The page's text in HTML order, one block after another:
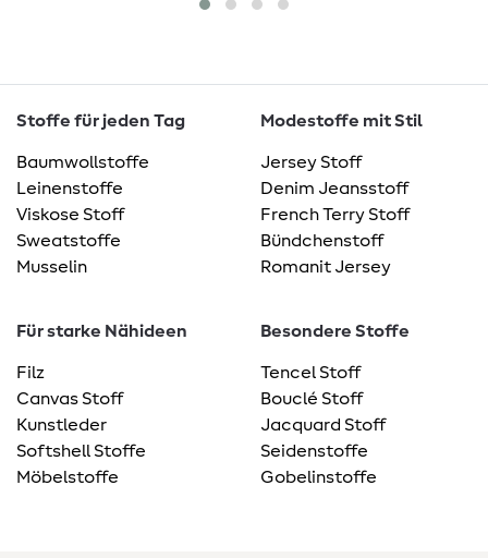
Stoffe für jeden Tag
Baumwollstoffe
Leinenstoffe
Viskose Stoff
Sweatstoffe
Musselin
Modestoffe mit Stil
Jersey Stoff
Denim Jeansstoff
French Terry Stoff
Bündchenstoff
Romanit Jersey
Für starke Nähideen
Filz
Canvas Stoff
Kunstleder
Softshell Stoffe
Möbelstoffe
Besondere Stoffe
Tencel Stoff
Bouclé Stoff
Jacquard Stoff
Seidenstoffe
Gobelinstoffe